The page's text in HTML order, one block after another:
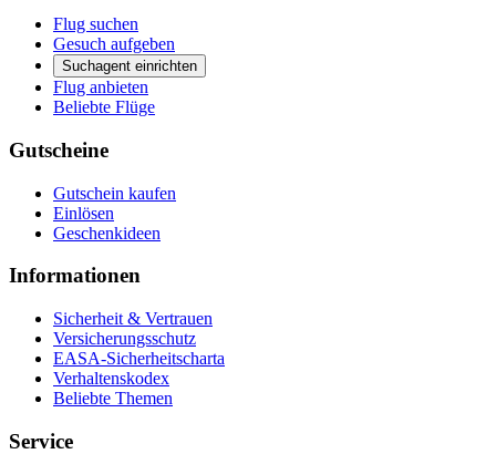
Flug suchen
Gesuch aufgeben
Suchagent einrichten
Flug anbieten
Beliebte Flüge
Gutscheine
Gutschein kaufen
Einlösen
Geschenkideen
Informationen
Sicherheit & Vertrauen
Versicherungsschutz
EASA-Sicherheitscharta
Verhaltenskodex
Beliebte Themen
Service